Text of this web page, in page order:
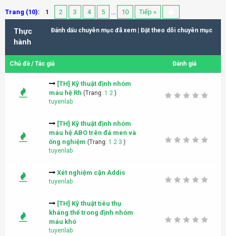
Trang (10): 1 2 3 4 5 ... 10 Tiếp »
Đánh dấu chuyên mục đã xem Đặt theo dõi chuyên mục
Thực
hành
Chủ đề/Tác giả Đánh giá
[TH] Kỹ thuật định nhóm
máu hệ Rh (Trang: 1 2 )
tuyenlab
[TH] Kỹ thuật định nhóm
máu hệ ABO trên đá men và
ống nghiệm (Trang: 1 2 3 )
tuyenlab
Xét nghiệm cặn Addis
tuyenlab
[TH] Kỹ thuật tiêu thụ
kháng thể trong định nhóm
máu khó
tuyenlab